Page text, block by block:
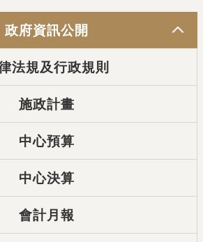
政府資訊公開
法規及行政規則
施政計畫
中心預算
中心決算
會計月報